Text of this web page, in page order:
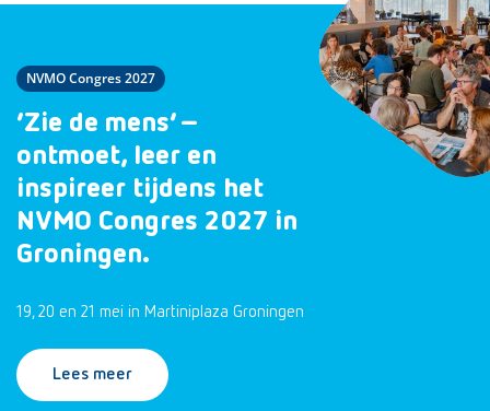
NVMO Congres 2027
‘Zie de mens’ –
ontmoet, leer en
inspireer tijdens het
NVMO Congres 2027 in
Groningen.
19, 20 en 21 mei in Martiniplaza Groningen
Lees meer